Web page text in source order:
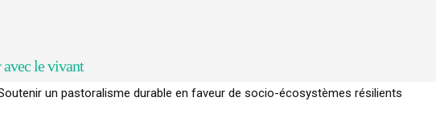
le vivant
de l’arbre pour un modèle économique régénératif du vivant …